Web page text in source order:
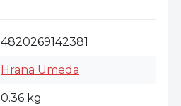
4820269142381
Hrana Umeda
0.36 kg